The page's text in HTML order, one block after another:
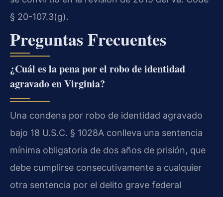
§ 20-107.3(g).
Preguntas Frecuentes
¿Cuál es la pena por el robo de identidad
agravado en Virginia?
Una condena por robo de identidad agravado
bajo 18 U.S.C. § 1028A conlleva una sentencia
mínima obligatoria de dos años de prisión, que
debe cumplirse consecutivamente a cualquier
otra sentencia por el delito grave federal